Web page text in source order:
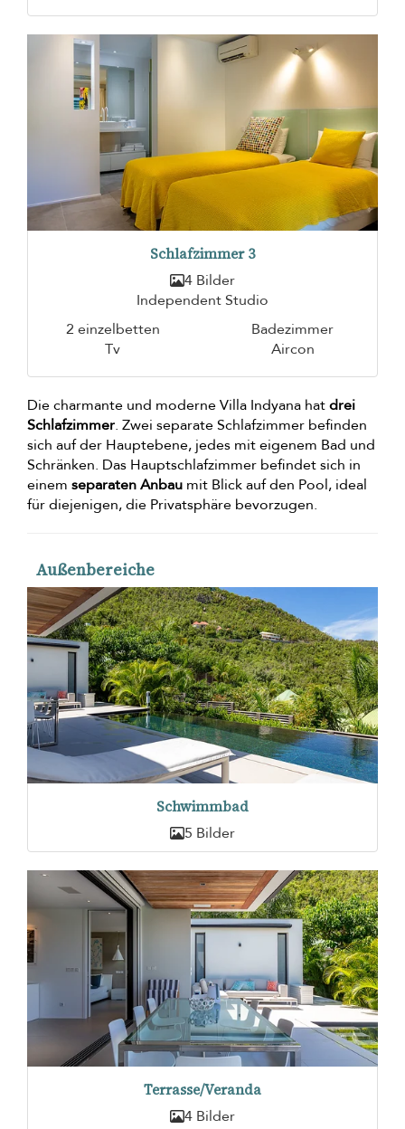
Schlafzimmer 3
4 Bilder
Independent Studio
2 einzelbetten
Badezimmer
Tv
Aircon
Die charmante und moderne Villa Indyana hatdrei
Schlafzimmer. Zwei separate Schlafzimmer befinden
sich auf der Hauptebene, jedes mit eigenem Bad und
Schränken. Das Hauptschlafzimmer befindet sich in
einem separaten Anbau mit Blick auf den Pool, ideal
für diejenigen, die Privatsphäre bevorzugen.
Außenbereiche
Schwimmbad
5 Bilder
Terrasse/Veranda
4 Bilder